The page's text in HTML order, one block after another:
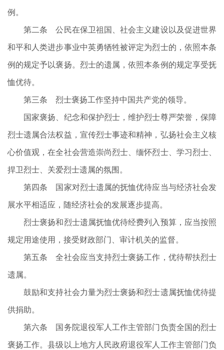
例。
第二条 公民在保卫祖国、社会主义建设以及促进世界
和平和人类进步事业中英勇牺牲被评定为烈士的，依照本条
例的规定予以褒扬。烈士的遗属，依照本条例的规定享受抚
恤优待。
第三条 烈士褒扬工作坚持中国共产党的领导。
国家褒扬、纪念和保护烈士，维护烈士尊严荣誉，保障
烈士遗属合法权益，宣传烈士事迹和精神，弘扬社会主义核
心价值观，在全社会营造崇尚烈士、缅怀烈士、学习烈士、
捍卫烈士、关爱烈士遗属的氛围。
第四条 国家对烈士遗属的抚恤优待应当与经济社会发
展水平相适应，随经济社会的发展逐步提高。
烈士褒扬和烈士遗属抚恤优待经费列入预算，应当按照
规定用途使用，接受财政部门、审计机关的监督。
第五条 全社会应当支持烈士褒扬工作，优待帮扶烈士
遗属。
鼓励和支持社会力量为烈士褒扬和烈士遗属抚恤优待提
供捐助。
第六条 国务院退役军人工作主管部门负责全国的烈士
褒扬工作。县级以上地方人民政府退役军人工作主管部门负